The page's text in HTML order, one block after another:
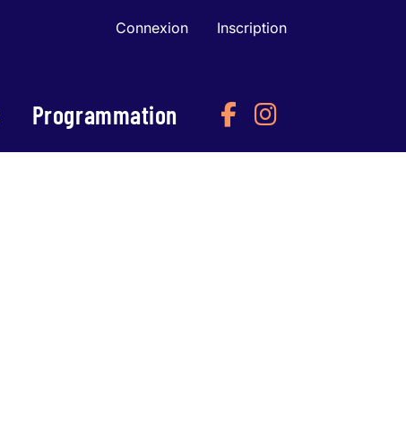
Connexion Inscription
Programmation